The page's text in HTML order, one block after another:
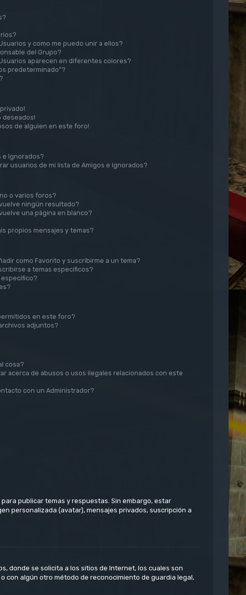
y como me puedo unir a ellos?
del Grupo?
aparecen en diferentes colores?
predeterminado”?
deseados!
de alguien en este foro!
e Ignorados?
usuarios de mi lista de Amigos e Ignorados?
o varios foros?
ningún resultado?
una página en blanco?
propios mensajes y temas?
como Favorito y suscribirme a un tema?
a temas específicos?
específico?
en este foro?
adjuntos?
cosa?
acerca de abusos o usos ilegales relacionados con este
con un Administrador?
publicar temas y respuestas. Sin embargo, estar
personalizada (avatar), mensajes privados, suscripción a
donde se solicita a los sitios de Internet, los cuales son
con algún otro método de reconocimiento de guardia legal,